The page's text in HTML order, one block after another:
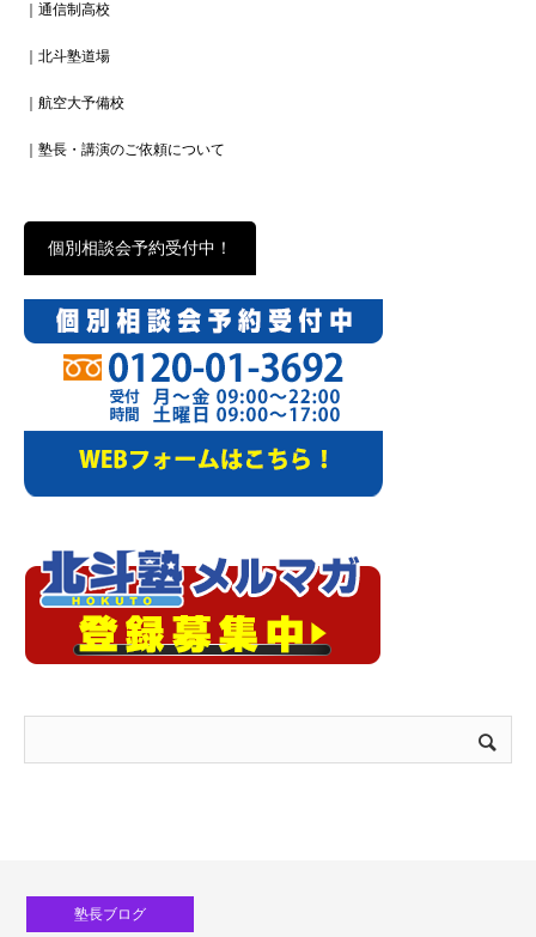
｜通信制高校
｜北斗塾道場
｜航空大予備校
｜塾長・講演のご依頼について
個別相談会予約受付中！
塾長ブログ